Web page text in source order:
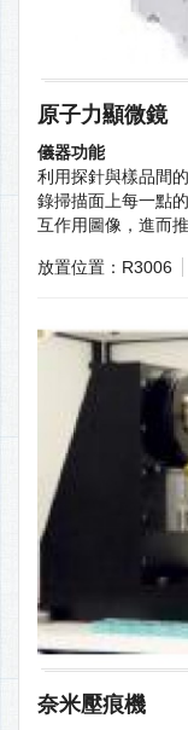
原子力顯微鏡
儀器功能
利用探針與樣品間
錄掃描面上每一點
互作用圖像，進而
放置位置：R3006
奈米壓痕機